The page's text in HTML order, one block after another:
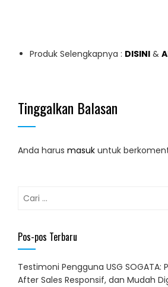
Produk Selengkapnya : DISINI &
Tinggalkan Balasan
Anda harus masuk untuk
Cari
Pos-pos Terbaru
Testimoni Pengguna USG SOGATA:
After Sales Responsif, dan Mudah